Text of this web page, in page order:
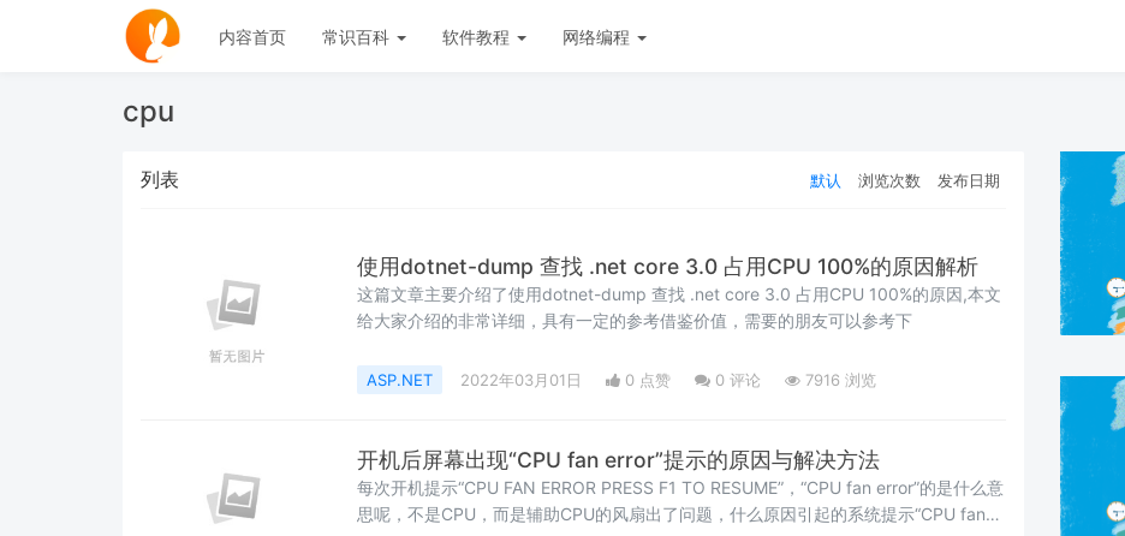
内容首页 常识百科 软件教程 网络编程
cpu
列表 默认 浏览次数 发布日期
使用dotnet-dump 查找 .net core 3.0 占用CPU 100%的原因解析
这篇文章主要介绍了使用dotnet-dump 查找 .net core 3.0 占用CPU 100%的原因,本文
给大家介绍的非常详细，具有一定的参考借鉴价值，需要的朋友可以参考下
ASP.NET 2022年03月01日 0 点赞 0 评论 7916 浏览
开机后屏幕出现“CPU fan error”提示的原因与解决方法
每次开机提示“CPU FAN ERROR PRESS F1 TO RESUME”，“CPU fan error”的是什么意
思呢，不是CPU，而是辅助CPU的风扇出了问题，什么原因引起的系统提示“CPU fan